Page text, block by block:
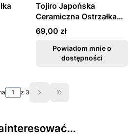
Tojiro Japońska
Ceramiczna Ostrzałka
Kółkowa Do Ostrzenia
Noży
Cena
69,00 zł
Powiadom mnie o
dostępności
z 3 Przejdź do ostatniej